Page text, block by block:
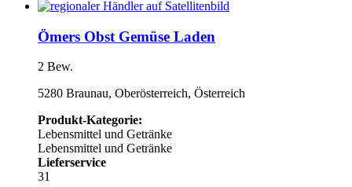
Ömers Obst Gemüse Laden
2 Bew.
5280 Braunau, Oberösterreich, Österreich
Produkt-Kategorie:
Lebensmittel und Getränke
Lebensmittel und Getränke
Lieferservice
31